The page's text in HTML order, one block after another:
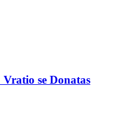
se Donatas